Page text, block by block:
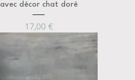
avec décor chat doré
Prix
17,00 €